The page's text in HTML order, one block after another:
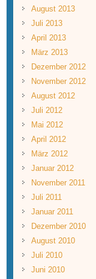
August 2013
Juli 2013
April 2013
März 2013
Dezember 2012
November 2012
August 2012
Juli 2012
Mai 2012
April 2012
März 2012
Januar 2012
November 2011
Juli 2011
Januar 2011
Dezember 2010
August 2010
Juli 2010
Juni 2010